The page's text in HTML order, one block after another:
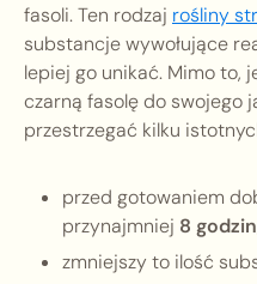
fasoli. Ten rodzaj rośliny
substancje wywołujące
lepiej go unikać. Mimo to,
czarną fasolę do swojego
przestrzegać kilku
przed gotowaniem
przynajmniej 8 godzin
zmniejszy to ilość